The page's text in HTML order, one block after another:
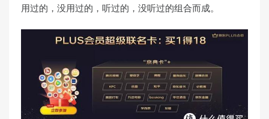
用过的，没用过的，听过的，没听过的组合而成。